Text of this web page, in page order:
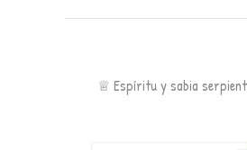
♕ Espíritu y sabia